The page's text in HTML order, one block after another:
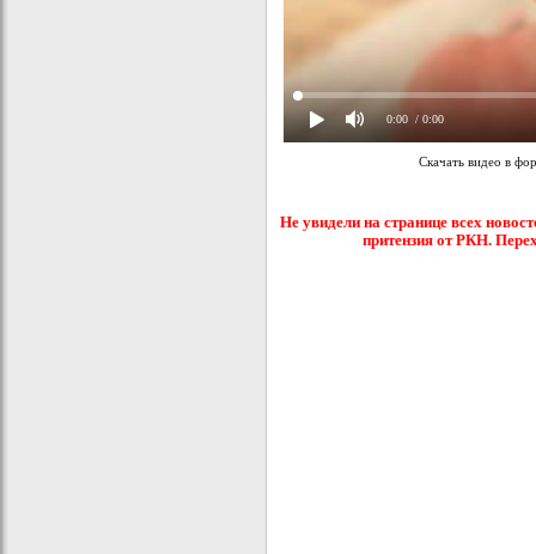
0:00 / 0:00
Скачать видео в
Не увидели на странице всех
притензия от РКН.